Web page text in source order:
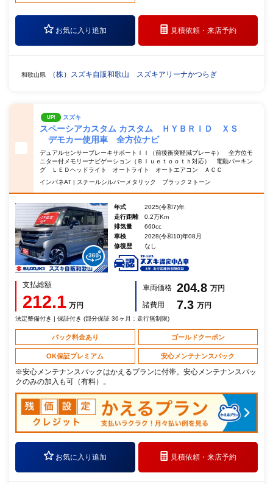
お気に入り追加 見積依頼・来店予約
和歌山県 （株）スズキ自販和歌山 スズキアリーナかつらぎ
UP! スズキ
スペーシアカスタム カスタム ＨＹＢＲＩＤ ＸＳ
デモカー使用車 全方位ナビ
デュアルセンサーブレーキサポートＩＩ（前後衝突軽減ブレーキ） 全方位モ
ニター付メモリーナビゲーション（Ｂｌｕｅｔｏｏｔｈ対応） 電動パーキン
グ ＬＥＤヘッドライト オートライト オートエアコン ＡＣＣ
インパネAT | スチールシルバーメタリック ブラック２トーン
年式
2025(令和7)年
走行距離
0.2万Km
排気量
660cc
車検
2028(令和10)年08月
修復歴
なし
支払総額
212.1 万円
車両価格 204.8 万円
諸費用
7.3 万円
法定整備付き | 保証付き (部分保証 36ヶ月：走行無制限)
パック料金あり ゴールドクーポン
OK保証プレミアム 安心メンテナンスパック
※安心メンテナンスパックはかえるプランに付帯。安心メンテナンスパッ
クのみの加入も可（有料）。
お気に入り追加 見積依頼・来店予約